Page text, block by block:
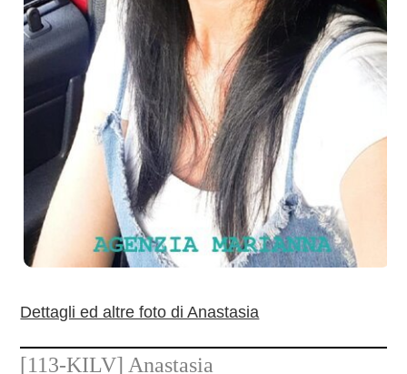
Dettagli ed altre foto di Anastasia
[113-KILV] Anastasia